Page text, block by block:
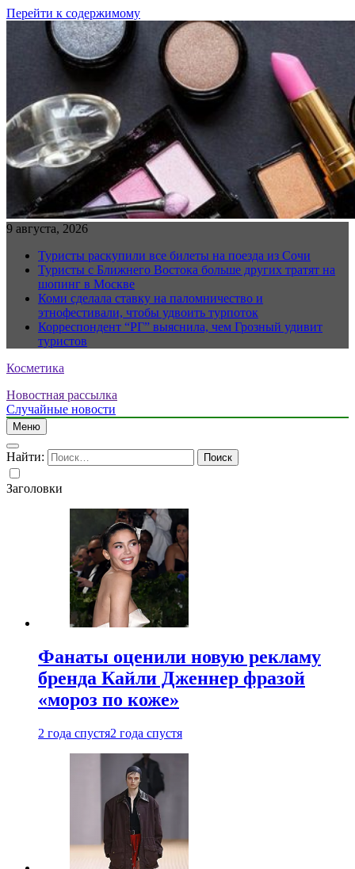
Перейти к содержимому
9 августа, 2026
Туристы раскупили все билеты на поезда из Сочи
Туристы с Ближнего Востока больше других тратят на
шопинг в Москве
Коми сделала ставку на паломничество и
этнофестивали, чтобы удвоить турпоток
Корреспондент “РГ” выяснила, чем Грозный удивит
туристов
Косметика
Новостная рассылка
Случайные новости
Меню
Найти:
Заголовки
Фанаты оценили новую рекламу
бренда Кайли Дженнер фразой
«мороз по коже»
2 года спустя2 года спустя